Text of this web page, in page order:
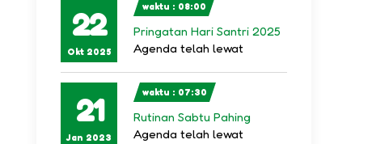
22
Okt 2025
waktu : 08:00
Pringatan Hari Santri 2025
Agenda telah lewat
21
Jan 2023
waktu : 07:30
Rutinan Sabtu Pahing
Agenda telah lewat